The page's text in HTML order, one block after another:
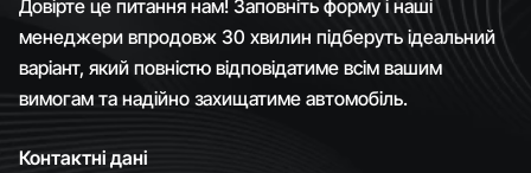
Довірте це питання нам! Заповніть форму і наші
менеджери впродовж 30 хвилин підберуть ідеальний
варіант, який повністю відповідатиме всім вашим
вимогам та надійно захищатиме автомобіль.
Контактні дані